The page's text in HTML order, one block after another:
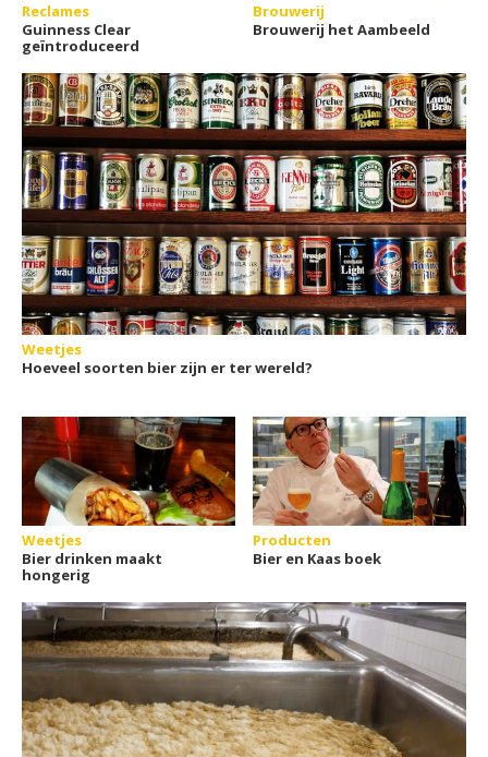
Reclames
Guinness Clear
geïntroduceerd
Brouwerij
Brouwerij het Aambeeld
Weetjes
Hoeveel soorten bier zijn er ter wereld?
Weetjes
Bier drinken maakt
hongerig
Producten
Bier en Kaas boek